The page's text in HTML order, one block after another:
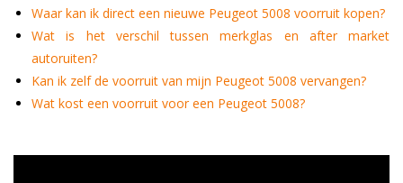
Waar kan ik direct een nieuwe Peugeot 5008 voorruit kopen?
Wat is het verschil tussen merkglas en after market
autoruiten?
Kan ik zelf de voorruit van mijn Peugeot 5008 vervangen?
Wat kost een voorruit voor een Peugeot 5008?